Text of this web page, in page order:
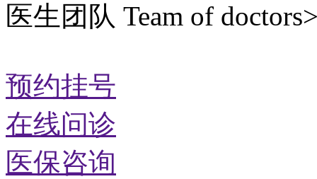
医生团队 Team of
预约挂号
在线问诊
医保咨询